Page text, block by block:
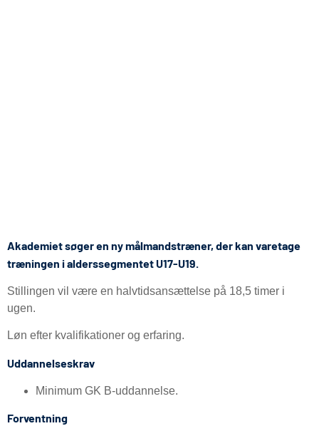
Akademiet søger en ny målmandstræner, der kan varetage
træningen i alderssegmentet U17-U19.
Stillingen vil være en halvtidsansættelse på 18,5 timer i
ugen.
Løn efter kvalifikationer og erfaring.
Uddannelseskrav
Minimum GK B-uddannelse.
Forventning